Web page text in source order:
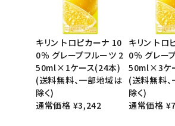
キリン トロピカーナ 10
0％ グレープフルーツ 2
50ml×1ケース(24本)
(送料無料、一部地域は
除く)
通常価格 ¥3,242
キリン トロ
0％ グレー
50ml×3ケ
(送料無料
除く)
通常価格